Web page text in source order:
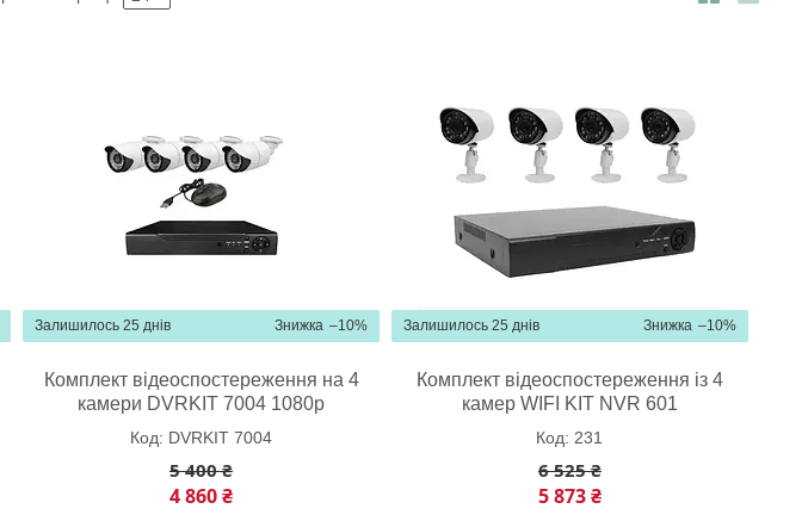
–10%
Залишилось 25 днів
Комплект відеоспостереження на 4
камери DVRKIT 7004 1080p
DVRKIT 7004
5 400 ₴
4 860 ₴
–10%
Залишилось 25 днів
Комплект відеоспостереження із 4
камер WIFI KIT NVR 601
231
6 525 ₴
5 873 ₴